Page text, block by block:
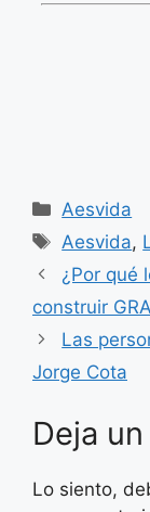
Categorías
Aesvida
Etiquetas
Aesvida,
¿Por qué
construir
Las
Jorge Cota
Deja
Lo siento,